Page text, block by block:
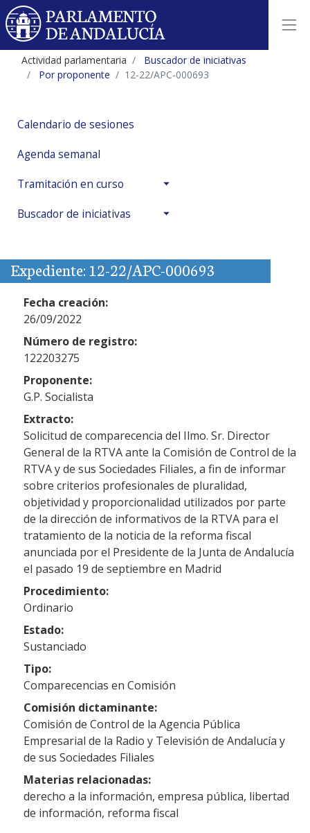
Actividad parlamentaria
Buscador de iniciativas
Por proponente
12-22/APC-000693
Calendario de sesiones
Agenda semanal
Tramitación en curso
Buscador de iniciativas
Expediente: 12-22/APC-000693
Fecha creación:
26/09/2022
Número de registro:
122203275
Proponente:
G.P. Socialista
Extracto:
Solicitud de comparecencia del Ilmo. Sr. Director
General de la RTVA ante la Comisión de Control de la
RTVA y de sus Sociedades Filiales, a fin de informar
sobre criterios profesionales de pluralidad,
objetividad y proporcionalidad utilizados por parte
de la dirección de informativos de la RTVA para el
tratamiento de la noticia de la reforma fiscal
anunciada por el Presidente de la Junta de Andalucía
el pasado 19 de septiembre en Madrid
Procedimiento:
Ordinario
Estado:
Sustanciado
Tipo:
Comparecencias en Comisión
Comisión dictaminante:
Comisión de Control de la Agencia Pública
Empresarial de la Radio y Televisión de Andalucía y
de sus Sociedades Filiales
Materias relacionadas:
derecho a la información, empresa pública, libertad
de información, reforma fiscal